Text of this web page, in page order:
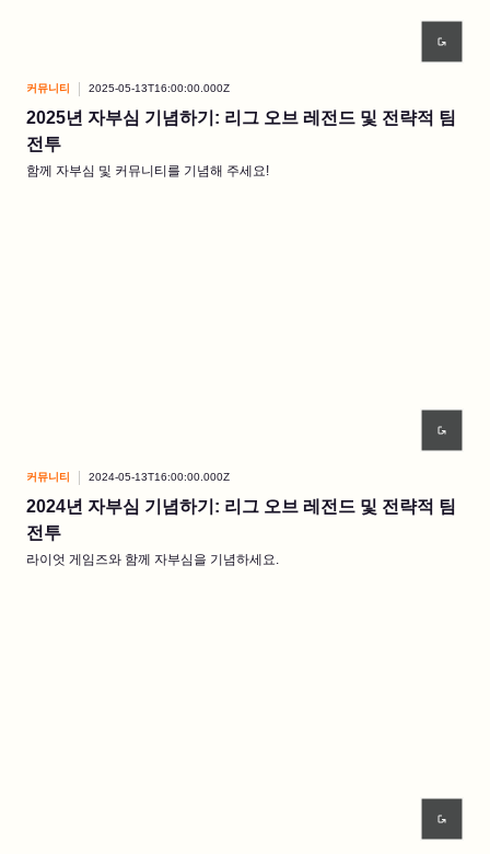
커뮤니티 2025-05-13T16:00:00.000Z
2025년 자부심 기념하기: 리그 오브 레전드 및 전략적 팀
전투
함께 자부심 및 커뮤니티를 기념해 주세요!
커뮤니티 2024-05-13T16:00:00.000Z
2024년 자부심 기념하기: 리그 오브 레전드 및 전략적 팀
전투
라이엇 게임즈와 함께 자부심을 기념하세요.